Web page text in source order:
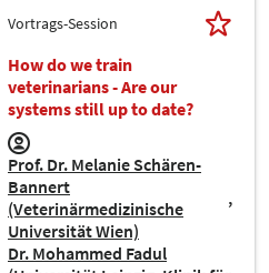
Vortrags-Session
How do we train
veterinarians - Are our
systems still up to date?
Prof. Dr. Melanie Schären-
Bannert
(Veterinärmedizinische
Universität Wien)
Dr. Mohammed Fadul